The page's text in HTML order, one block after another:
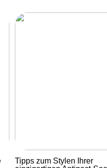
Tipps zum Stylen Ihrer